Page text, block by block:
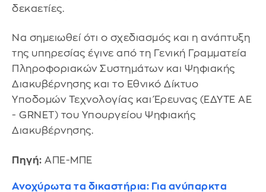
δεκαετίες.
Να σημειωθεί ότι ο σχεδιασμός και η ανάπτυξη
της υπηρεσίας έγινε από τη Γενική Γραμματεία
Πληροφοριακών Συστημάτων και Ψηφιακής
Διακυβέρνησης και το Εθνικό Δίκτυο
Υποδομών Τεχνολογίας και Έρευνας (ΕΔΥΤΕ ΑΕ
- GRNET) του Υπουργείου Ψηφιακής
Διακυβέρνησης.
Πηγή: ΑΠΕ-ΜΠΕ
Ανοχύρωτα τα δικαστήρια: Για ανύπαρκτα